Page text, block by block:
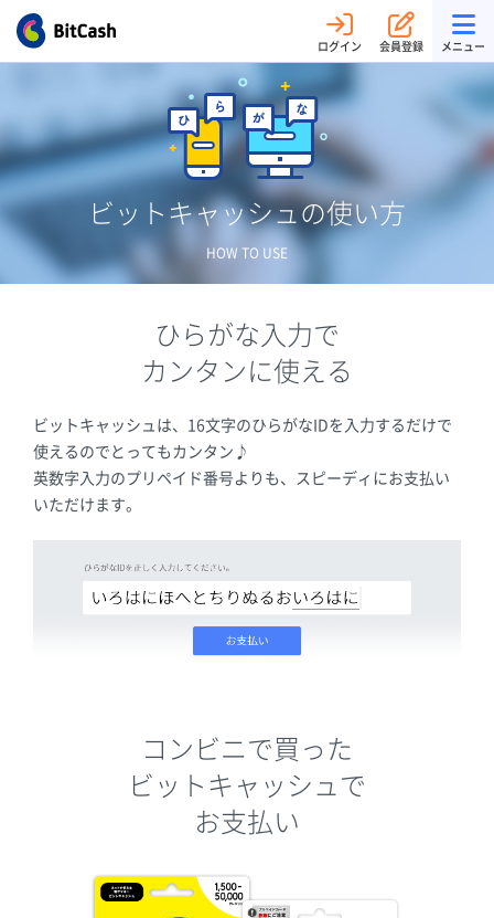
ログイン 会員登録 メニュー
ビットキャッシュの使い方
HOW TO USE
ひらがな入力で
カンタンに使える
ビットキャッシュは、16文字のひらがなIDを入力するだけで
使えるのでとってもカンタン♪
英数字入力のプリペイド番号よりも、スピーディにお支払い
いただけます。
コンビニで買った
ビットキャッシュで
お支払い